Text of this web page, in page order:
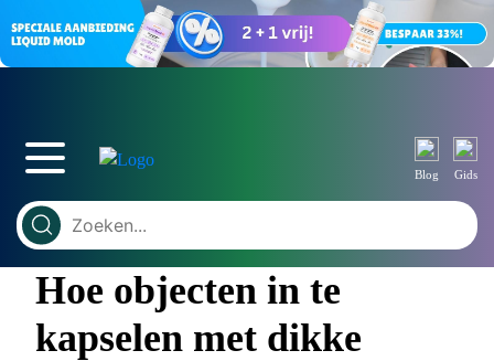
Blog Gids
Hoe objecten in te
kapselen met dikke